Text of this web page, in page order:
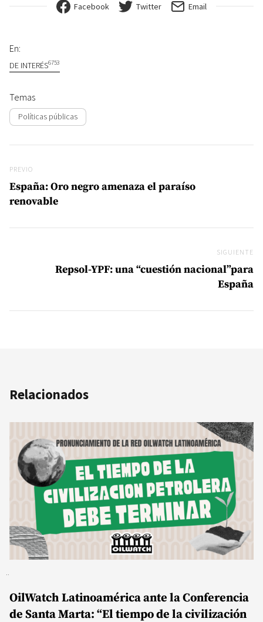
Facebook Twitter Email
En:
DE INTERÉS6753
Temas
Políticas públicas
Previo
PREVIO
España: Oro negro amenaza el paraíso
renovable
SIGUIENTE
Repsol-YPF: una “cuestión nacional”para
España
Relacionados
OilWatch Latinoamérica ante la Conferencia
de Santa Marta: “El tiempo de la civilización